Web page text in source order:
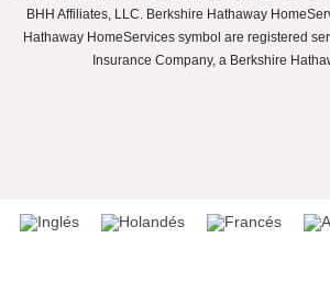
BHH Affiliates, LLC. Berkshire Hathaway
Hathaway HomeServices symbol are registered
Insurance Company, a Berkshire